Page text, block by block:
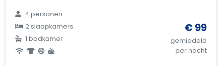
4 personen
2 slaapkamers
1 badkamer
€ 99
gemiddeld
per nacht